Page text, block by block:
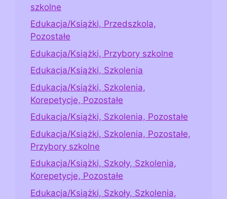
szkolne
Edukacja/Książki, Przedszkola,
Pozostałe
Edukacja/Książki, Przybory szkolne
Edukacja/Książki, Szkolenia
Edukacja/Książki, Szkolenia,
Korepetycje, Pozostałe
Edukacja/Książki, Szkolenia, Pozostałe
Edukacja/Książki, Szkolenia, Pozostałe,
Przybory szkolne
Edukacja/Książki, Szkoły, Szkolenia,
Korepetycje, Pozostałe
Edukacja/Książki, Szkoły, Szkolenia,